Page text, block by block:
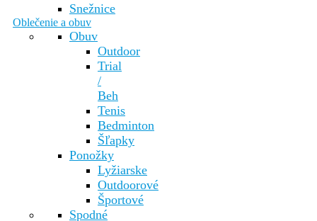
Snežnice
Oblečenie a obuv
Obuv
Outdoor
Trial
/
Beh
Tenis
Bedminton
Šľapky
Ponožky
Lyžiarske
Outdoorové
Športové
Spodné